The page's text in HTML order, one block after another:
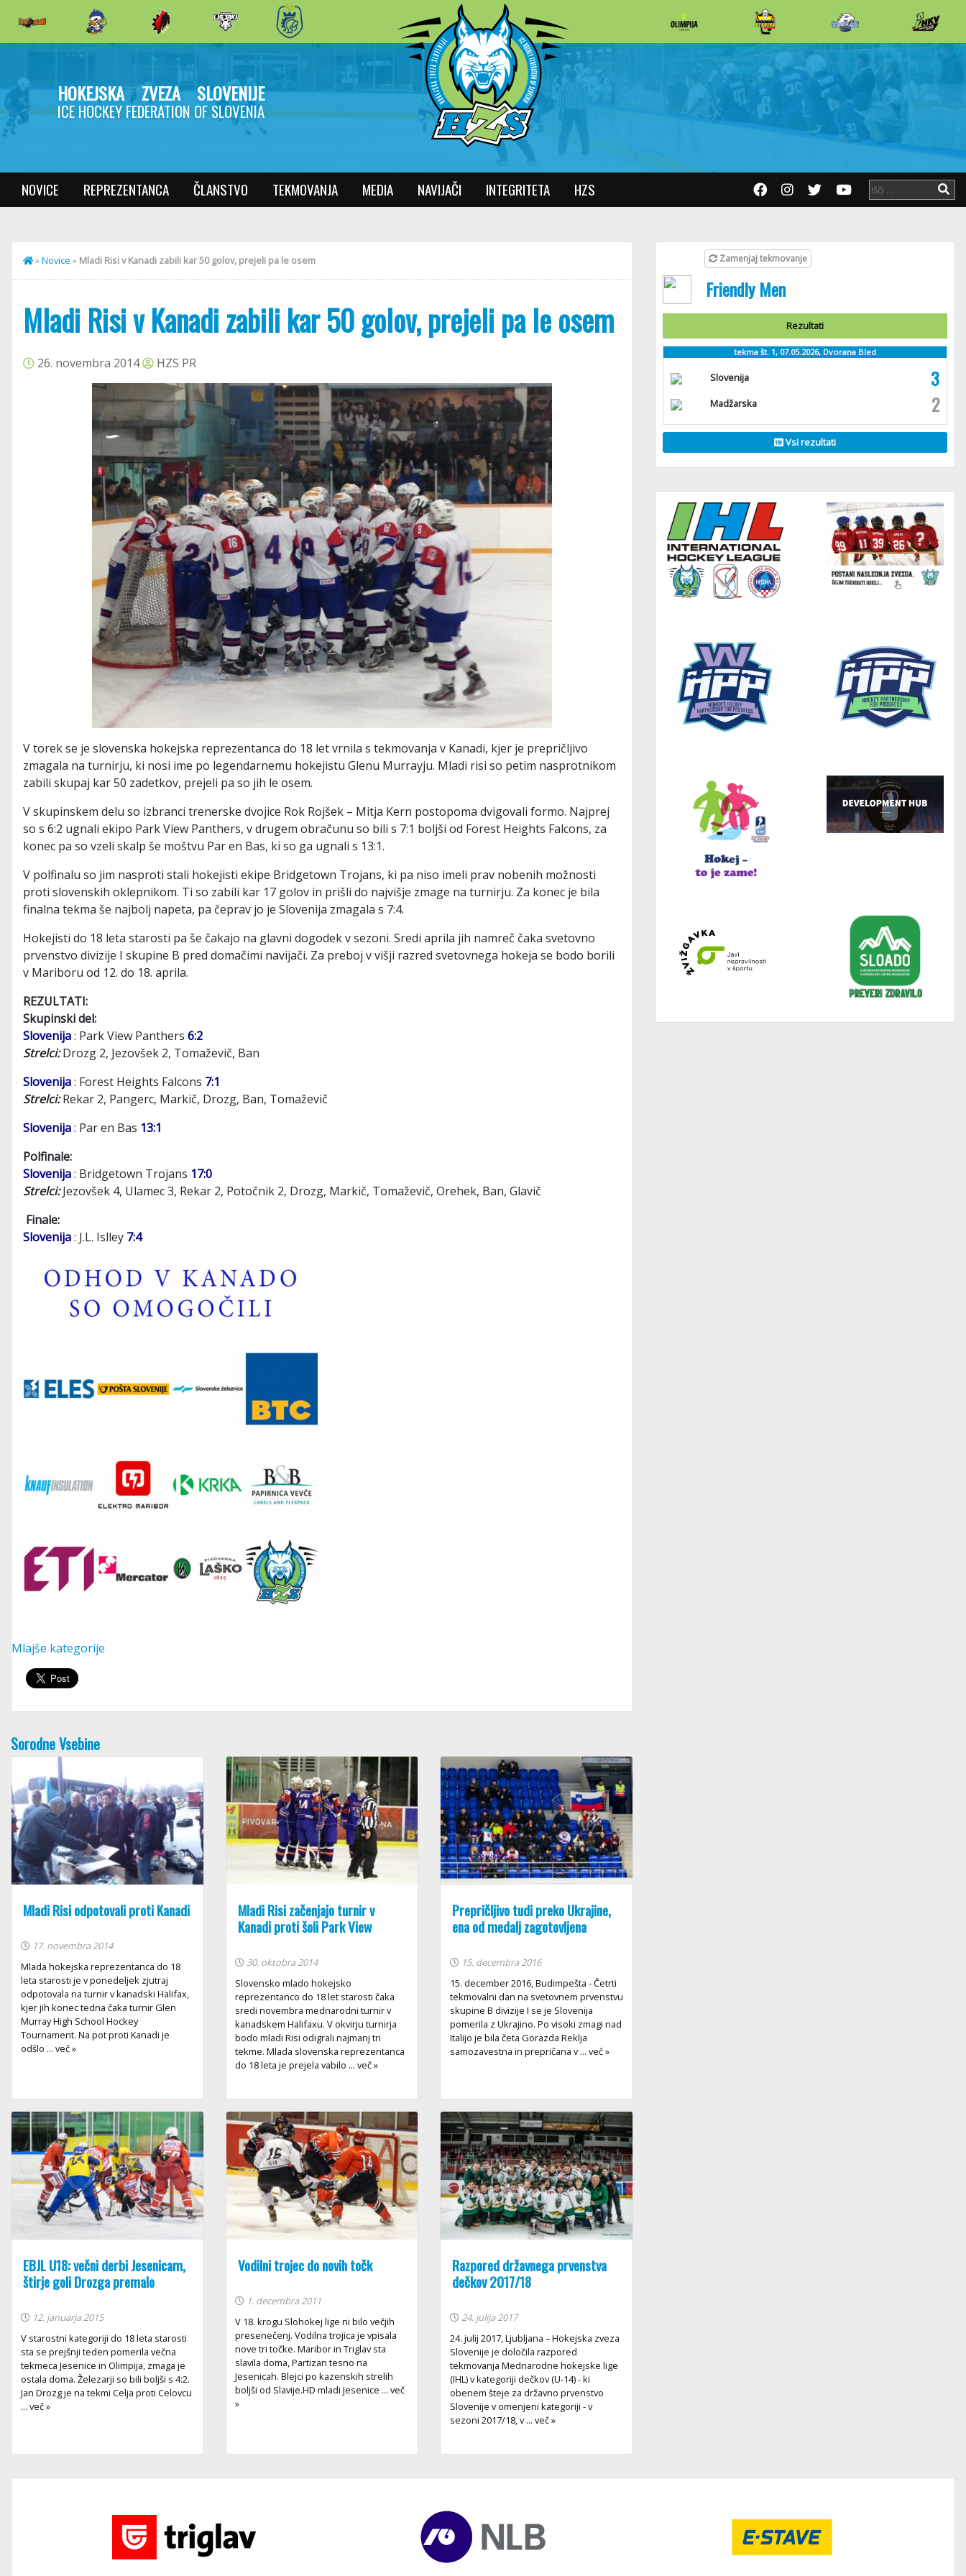
HOKEJSKA ZVEZA SLOVENIJE
ICE HOCKEY FEDERATION OF SLOVENIA
NOVICE REPREZENTANCA ČLANSTVO TEKMOVANJA MEDIA NAVIJAČI INTEGRITETA HZS
»Novice » Mladi Risi v Kanadi zabili kar 50 golov, prejeli pa le osem
Mladi Risi v Kanadi zabili kar 50 golov, prejeli pa le osem
26. novembra 2014 HZS PR
V torek se je slovenska hokejska reprezentanca do 18 let vrnila s tekmovanja v Kanadi, kjer je prepričljivo
zmagala na turnirju, ki nosi ime po legendarnemu hokejistu Glenu Murrayju. Mladi risi so petim nasprotnikom
zabili skupaj kar 50 zadetkov, prejeli pa so jih le osem.
V skupinskem delu so izbranci trenerske dvojice Rok Rojšek – Mitja Kern postopoma dvigovali formo. Najprej
so s 6:2 ugnali ekipo Park View Panthers, v drugem obračunu so bili s 7:1 boljši od Forest Heights Falcons, za
konec pa so vzeli skalp še moštvu Par en Bas, ki so ga ugnali s 13:1.
V polfinalu so jim nasproti stali hokejisti ekipe Bridgetown Trojans, ki pa niso imeli prav nobenih možnosti
proti slovenskih oklepnikom. Ti so zabili kar 17 golov in prišli do najvišje zmage na turnirju. Za konec je bila
finalna tekma še najbolj napeta, pa čeprav jo je Slovenija zmagala s 7:4.
Hokejisti do 18 leta starosti pa še čakajo na glavni dogodek v sezoni. Sredi aprila jih namreč čaka svetovno
prvenstvo divizije I skupine B pred domačimi navijači. Za preboj v višji razred svetovnega hokeja se bodo borili
v Mariboru od 12. do 18. aprila.
REZULTATI:
Skupinski del:
Slovenija: Park View Panthers 6:2
Strelci:Drozg 2, Jezovšek 2, Tomaževič, Ban
Slovenija: Forest Heights Falcons 7:1
Strelci:Rekar 2, Pangerc, Markič, Drozg, Ban, Tomaževič
Slovenija: Par en Bas 13:1
Polfinale:
Slovenija: Bridgetown Trojans 17:0
Strelci:Jezovšek 4, Ulamec 3, Rekar 2, Potočnik 2, Drozg, Markič, Tomaževič, Orehek, Ban, Glavič
Finale:
Slovenija: J.L. Islley 7:4
Mlajše kategorije
Sorodne Vsebine
Mladi Risi odpotovali proti Kanadi
17. novembra 2014
Mlada hokejska reprezentanca do 18
leta starosti je v ponedeljek zjutraj
odpotovala na turnir v kanadski Halifax,
kjer jih konec tedna čaka turnir Glen
Murray High School Hockey
Tournament. Na pot proti Kanadi je
odšlo ... več »
Mladi Risi začenjajo turnir v
Kanadi proti šoli Park View
30. oktobra 2014
Slovensko mlado hokejsko
reprezentanco do 18 let starosti čaka
sredi novembra mednarodni turnir v
kanadskem Halifaxu. V okvirju turnirja
bodo mladi Risi odigrali najmanj tri
tekme. Mlada slovenska reprezentanca
do 18 leta je prejela vabilo ... več »
Prepričljivo tudi preko Ukrajine,
ena od medalj zagotovljena
15. decembra 2016
15. december 2016, Budimpešta - Četrti
tekmovalni dan na svetovnem prvenstvu
skupine B divizije I se je Slovenija
pomerila z Ukrajino. Po visoki zmagi nad
Italijo je bila četa Gorazda Reklja
samozavestna in prepričana v ... več »
EBJL U18: večni derbi Jesenicam,
štirje goli Drozga premalo
12. januarja 2015
V starostni kategoriji do 18 leta starosti
sta se prejšnji teden pomerila večna
tekmeca Jesenice in Olimpija, zmaga je
ostala doma. Železarji so bili boljši s 4:2.
Jan Drozg je na tekmi Celja proti Celovcu
... več »
Vodilni trojec do novih točk
1. decembra 2011
V 18. krogu Slohokej lige ni bilo večjih
presenečenj. Vodilna trojica je vpisala
nove tri točke. Maribor in Triglav sta
slavila doma, Partizan tesno na
Jesenicah. Blejci po kazenskih strelih
boljši od Slavije.HD mladi Jesenice ... več
»
Razpored državnega prvenstva
dečkov 2017/18
24. julija 2017
24. julij 2017, Ljubljana – Hokejska zveza
Slovenije je določila razpored
tekmovanja Mednarodne hokejske lige
(IHL) v kategoriji dečkov (U-14) - ki
obenem šteje za državno prvenstvo
Slovenije v omenjeni kategoriji - v
sezoni 2017/18, v ... več »
Zamenjaj tekmovanje
Friendly Men
Rezultati
tekma št. 1, 07.05.2026, Dvorana Bled
Slovenija 3
Madžarska 2
Vsi rezultati